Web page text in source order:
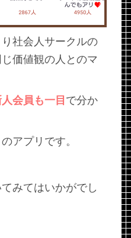
社会人サークルの
価値観の人とのマ
会員も一目 で分か
アプリです。
みてはいかがでし